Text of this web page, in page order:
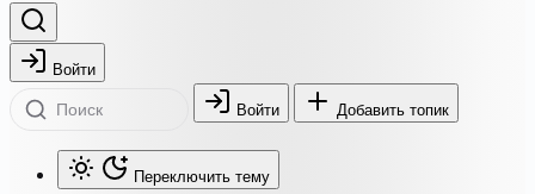
Войти
Войти Добавить топик
Переключить тему